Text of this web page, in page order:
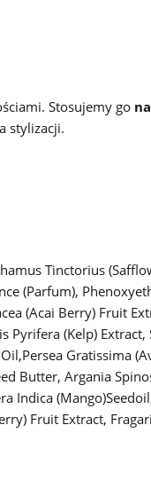
Stosujemy go
stylizacji.
Tinctorius
(Parfum),
(Acai Berry) Fruit
(Kelp) Extract,
Gratissima
Butter, Argania
Indica
Fruit Extract,